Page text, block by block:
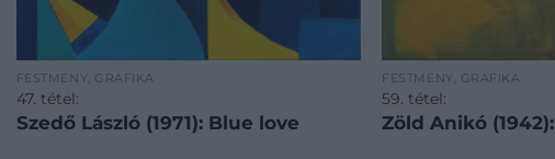
FESTMÉNY, GRAFIKA
47. tétel:
Szedő László (1971): Blue love
FESTMÉNY, GRAFIKA
59. tétel:
Zöld Anikó